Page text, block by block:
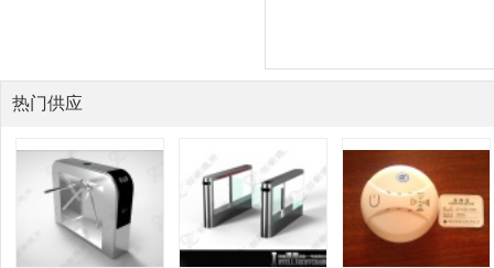
热门供应